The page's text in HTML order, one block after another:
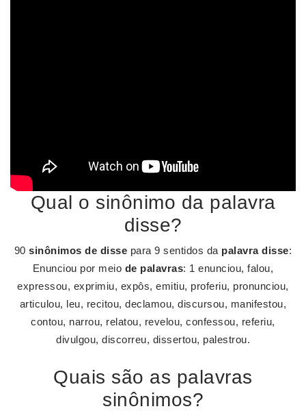
Qual o sinônimo da palavra
disse?
90sinônimos de disse para 9 sentidos da palavra disse:
Enunciou por meio de palavras: 1 enunciou, falou,
expressou, exprimiu, expôs, emitiu, proferiu, pronunciou,
articulou, leu, recitou, declamou, discursou, manifestou,
contou, narrou, relatou, revelou, confessou, referiu,
divulgou, discorreu, dissertou, palestrou.
Quais são as palavras
sinônimos?